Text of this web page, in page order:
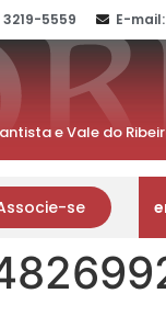
3219-5559 E-
e Vale do
se